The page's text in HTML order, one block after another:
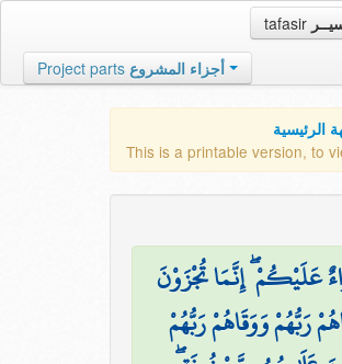
tafasir
Project parts أجزاء المشروع
الرئيسية
This is a printable version, to
عَلَيْكُمْ ۖ إِنَّمَا تُجْزَوْنَ
رَبُّهُمْ وَوَقَاهُمْ رَبُّهُمْ